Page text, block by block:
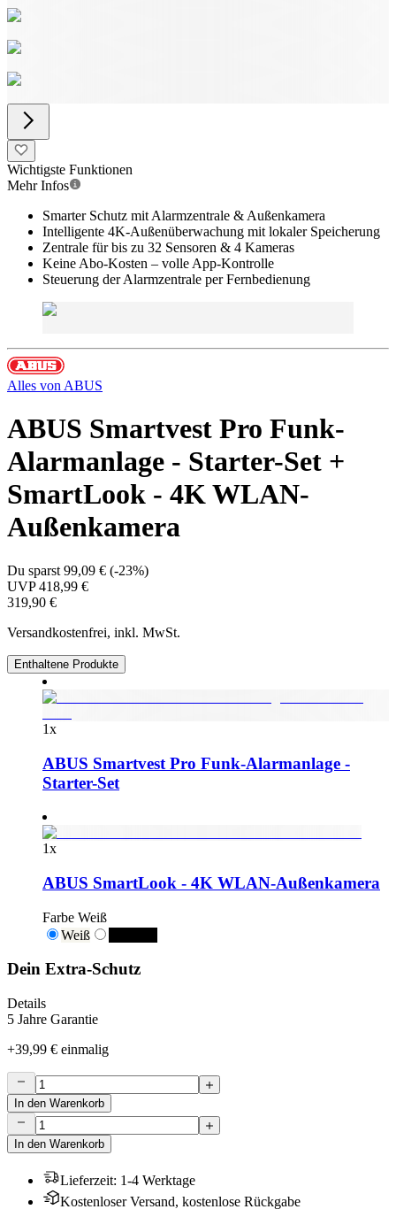
Wichtigste Funktionen
Mehr Infos
Smarter Schutz mit Alarmzentrale & Außenkamera
Intelligente 4K-Außenüberwachung mit lokaler Speicherung
Zentrale für bis zu 32 Sensoren & 4 Kameras
Keine Abo-Kosten – volle App-Kontrolle
Steuerung der Alarmzentrale per Fernbedienung
Alles von ABUS
ABUS Smartvest Pro Funk-
Alarmanlage - Starter-Set +
SmartLook - 4K WLAN-
Außenkamera
Du sparst 99,09 € (-23%)
UVP418,99 €
319,90 €
Versandkostenfrei, inkl. MwSt.
Enthaltene Produkte
1x
ABUS Smartvest Pro Funk-Alarmanlage -
Starter-Set
1x
ABUS SmartLook - 4K WLAN-Außenkamera
Farbe Weiß
Weiß
Dein Extra-Schutz
Details
5 Jahre Garantie
+39,99 € einmalig
In den Warenkorb
In den Warenkorb
Lieferzeit: 1-4 Werktage
Kostenloser Versand, kostenlose Rückgabe